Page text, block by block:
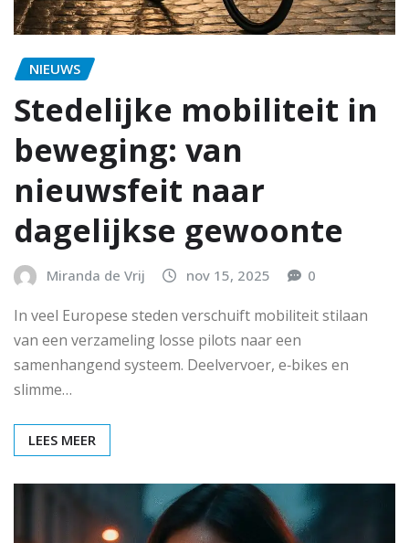
NIEUWS
Stedelijke mobiliteit in
beweging: van
nieuwsfeit naar
dagelijkse gewoonte
Miranda de Vrij nov 15, 2025 0
In veel Europese steden verschuift mobiliteit stilaan
van een verzameling losse pilots naar een
samenhangend systeem. Deelvervoer, e‑bikes en
slimme…
LEES MEER